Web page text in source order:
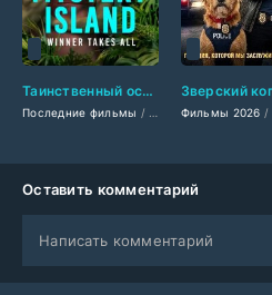
Таинственный остров: победителю достанется всё (2025)
Последние фильмы / Фильмы смотреть/
Фильмы 2026 /
Оставить комментарий
Написать комментарий